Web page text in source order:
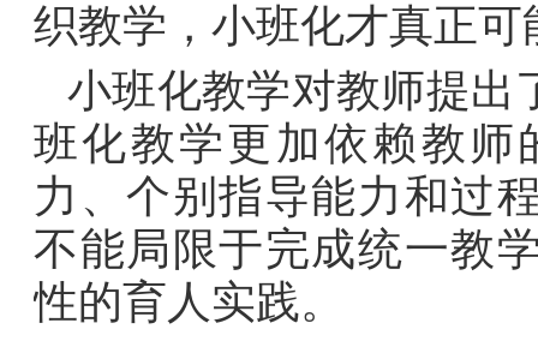
织教学，小班化才真正
小班化教学对教师提出
班化教学更加依赖教师
力、个别指导能力和过
不能局限于完成统一教
性的育人实践。